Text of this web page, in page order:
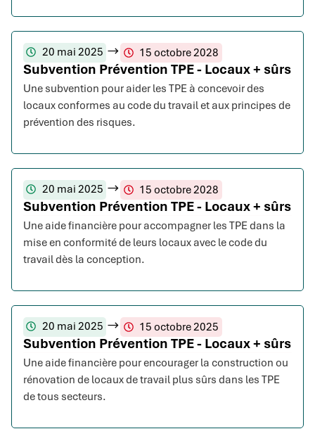
20 mai 2025 15 octobre 2028
Subvention Prévention TPE - Locaux + sûrs
Une subvention pour aider les TPE à concevoir des
locaux conformes au code du travail et aux principes de
prévention des risques.
20 mai 2025 15 octobre 2028
Subvention Prévention TPE - Locaux + sûrs
Une aide financière pour accompagner les TPE dans la
mise en conformité de leurs locaux avec le code du
travail dès la conception.
20 mai 2025 15 octobre 2025
Subvention Prévention TPE - Locaux + sûrs
Une aide financière pour encourager la construction ou
rénovation de locaux de travail plus sûrs dans les TPE
de tous secteurs.